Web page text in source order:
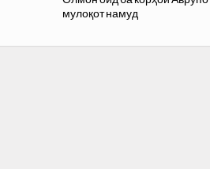
мулоқот намуд